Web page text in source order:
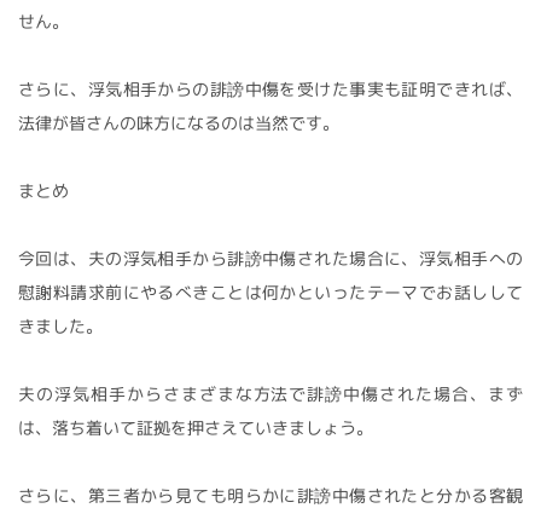
せん。
さらに、浮気相手からの誹謗中傷を受けた事実も証明できれば、
法律が皆さんの味方になるのは当然です。
まとめ
今回は、夫の浮気相手から誹謗中傷された場合に、浮気相手への
慰謝料請求前にやるべきことは何かといったテーマでお話しして
きました。
夫の浮気相手からさまざまな方法で誹謗中傷された場合、まず
は、落ち着いて証拠を押さえていきましょう。
さらに、第三者から見ても明らかに誹謗中傷されたと分かる客観